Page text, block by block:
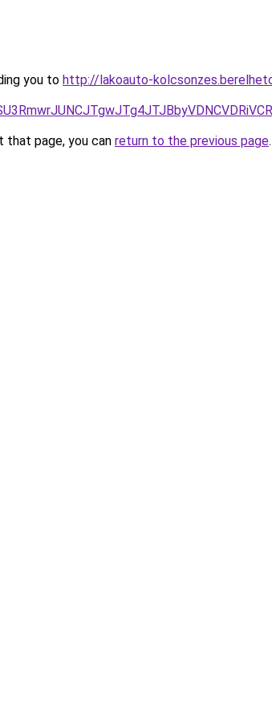
you to http://lakoauto-
page, you can return to the previous page.